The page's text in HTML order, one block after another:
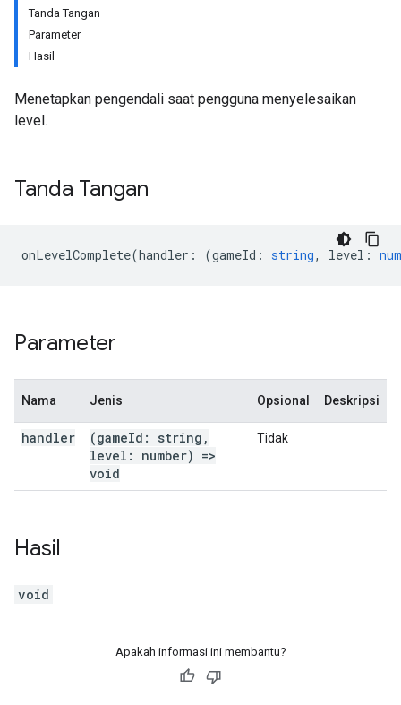
Tanda Tangan
Parameter
Hasil
Menetapkan pengendali saat pengguna menyelesaikan
level.
Tanda Tangan
onLevelComplete(handler : (gameId : string, level :
Parameter
Nama Jenis Opsional Deskripsi
handler (gameId: string ,
level: number) =>
void
Tidak
Hasil
void
Apakah informasi ini membantu?